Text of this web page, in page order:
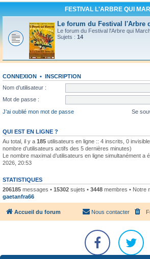
FESTIVAL L'ARBRE QUI
Le forum du Festival l'Arbre
Le forum du Festival l'Arbre qui
Sujets : 14
CONNEXION • INSCRIPTION
Nom d’utilisateur :
Mot de passe :
J’ai oublié mon mot de passe
Se
QUI EST EN LIGNE ?
Au total, il y a 185 utilisateurs en ligne :: 4 inscrits, 0
nombre d’utilisateurs actifs des 5 dernières minutes)
Le nombre maximal d’utilisateurs en ligne simultanément a
2026, 20:53
STATISTIQUES
206185 messages • 15302 sujets • 3448 membres • Notre
gaetanfra66
Accueil du forum Nous contacter